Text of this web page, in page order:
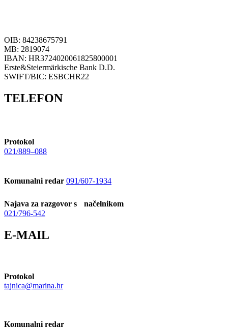
OIB: 84238675791
MB: 2819074
IBAN: HR3724020061825800001
Erste&Steiermärkische Bank D.D.
SWIFT/BIC: ESBCHR22
TELEFON
Protokol
021/889–088
Komunalni redar 091/607-1934
Najava za razgovor s načelnikom
021/796-542
E-MAIL
Protokol
tajnica@marina.hr
Komunalni redar